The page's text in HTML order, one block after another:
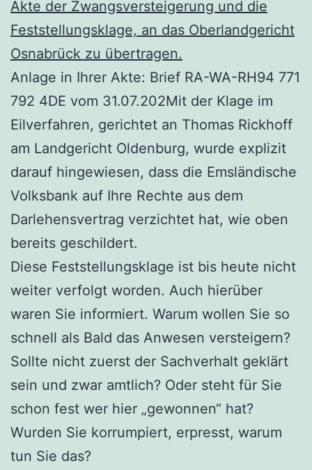
Akte der Zwangsversteigerung und die
Feststellungsklage, an das Oberlandgericht
Osnabrück zu übertragen.
Anlage in Ihrer Akte: Brief RA-WA-RH94 771
792 4DE vom 31.07.202Mit der Klage im
Eilverfahren, gerichtet an Thomas Rickhoff
am Landgericht Oldenburg, wurde explizit
darauf hingewiesen, dass die Emsländische
Volksbank auf Ihre Rechte aus dem
Darlehensvertrag verzichtet hat, wie oben
bereits geschildert.
Diese Feststellungsklage ist bis heute nicht
weiter verfolgt worden. Auch hierüber
waren Sie informiert. Warum wollen Sie so
schnell als Bald das Anwesen versteigern?
Sollte nicht zuerst der Sachverhalt geklärt
sein und zwar amtlich? Oder steht für Sie
schon fest wer hier „gewonnen“ hat?
Wurden Sie korrumpiert, erpresst, warum
tun Sie das?